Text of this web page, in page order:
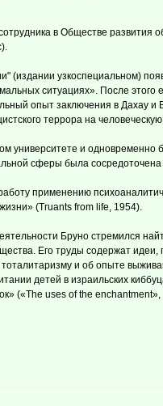
в Обществе
(издании узкоспециальном)
ситуациях». После
опыт заключения в Дахау
террора на
университете и
сферы была
применению
(Truants from life, 1954).
Бруно стремился
Его труды содержат
и об опыте
детей в израильских
(«The uses of the